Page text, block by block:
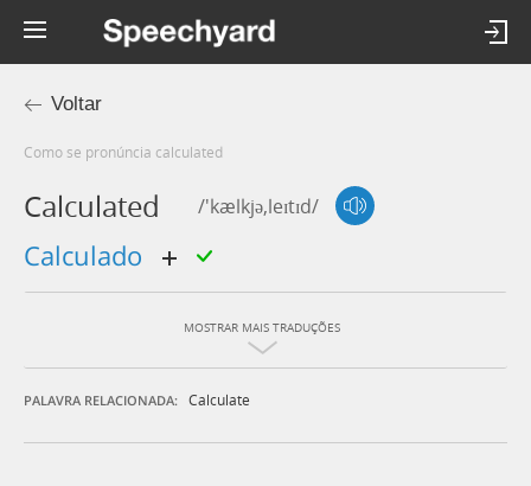
Voltar
Como se pronúncia calculated
Calculated /'kælkjə,leɪtɪd/
calculado
MOSTRAR MAIS TRADUÇÕES
PALAVRA RELACIONADA: Calculate